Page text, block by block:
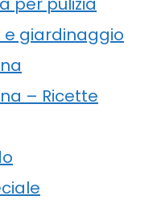
giardinaggio
– Ricette